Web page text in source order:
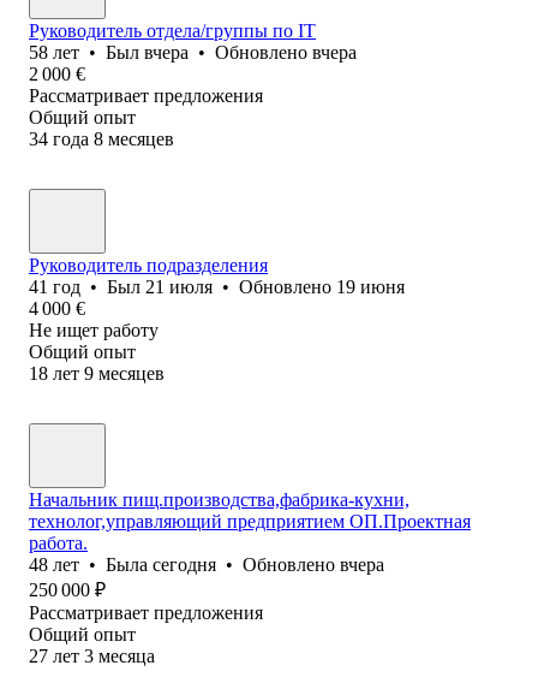
Руководитель отдела/группы по IT
58 лет • Был вчера • Обновлено вчера
2 000 €
Рассматривает предложения
Общий опыт
34 года 8 месяцев
Руководитель подразделения
41 год • Был 21 июля • Обновлено 19 июня
4 000 €
Не ищет работу
Общий опыт
18 лет 9 месяцев
Начальник пищ.производства,фабрика-кухни,
технолог,управляющий предприятием ОП.Проектная
работа.
48 лет • Была сегодня • Обновлено вчера
250 000 ₽
Рассматривает предложения
Общий опыт
27 лет 3 месяца